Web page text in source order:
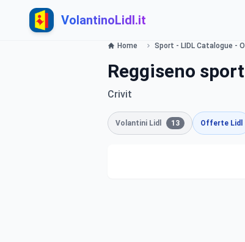
VolantinoLidl.it
Home Sport - LIDL Catalogue -
Reggiseno
Crivit
Volantini Lidl 13 Offerte Lidl